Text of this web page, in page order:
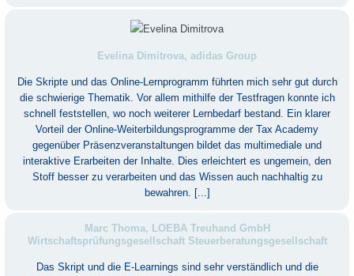
Evelina Dimitrova, adidas Group
Die Skripte und das Online-Lernprogramm führten mich sehr gut durch
die schwierige Thematik. Vor allem mithilfe der Testfragen konnte ich
schnell feststellen, wo noch weiterer Lernbedarf bestand. Ein klarer
Vorteil der Online-Weiterbildungsprogramme der Tax Academy
gegenüber Präsenzveranstaltungen bildet das multimediale und
interaktive Erarbeiten der Inhalte. Dies erleichtert es ungemein, den
Stoff besser zu verarbeiten und das Wissen auch nachhaltig zu
bewahren. [...]
Marc Thoma, LOEBA Treuhand GmbH
Wirtschaftsprüfungsgesellschaft Steuerberatungsgesellschaft
Das Skript und die E-Learnings sind sehr verständlich und die